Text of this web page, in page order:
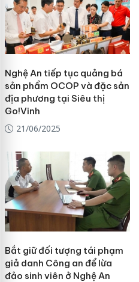
Nghệ An tiếp tục quảng bá
sản phẩm OCOP và đặc sản
địa phương tại Siêu thị
Go!Vinh
21/06/2025
Bắt giữ đối tượng tái phạm
giả danh Công an để lừa
đảo sinh viên ở Nghệ An